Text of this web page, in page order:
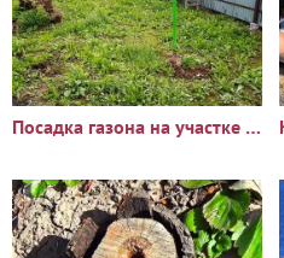
Посадка газона на участке с сорняками: опыт и результаты